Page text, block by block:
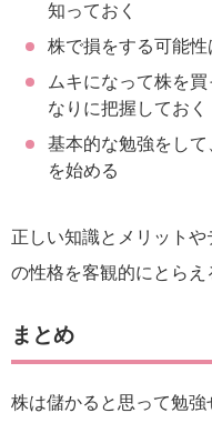
知っておく
株で損をする可能
ムキになって株を
なりに把握しておく
基本的な勉強をし
を始める
正しい知識とメリット
の性格を客観的にとらえ
まとめ
株は儲かると思って勉